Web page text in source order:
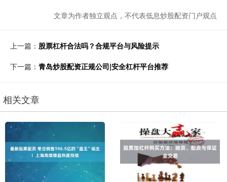
文章为作者独立观点，不代表低息炒股配资门户观点
上一篇： 股票杠杆合法吗？合规平台与风险提示
下一篇： 青岛炒股配资正规公司|安全杠杆平台推荐
相关文章